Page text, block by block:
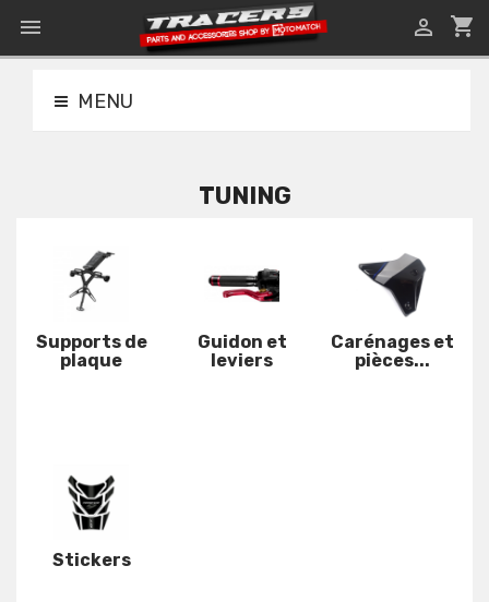
 shopping_cart

MENU
TUNING
Supports de
plaque
Guidon et
leviers
Carénages et
pièces...
Stickers